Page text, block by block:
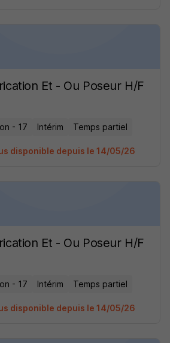
Et - Ou Poseur H/F
- 17 Intérim Temps partiel
disponible depuis le 14/05/26
Et - Ou Poseur H/F
- 17 Intérim Temps partiel
disponible depuis le 14/05/26